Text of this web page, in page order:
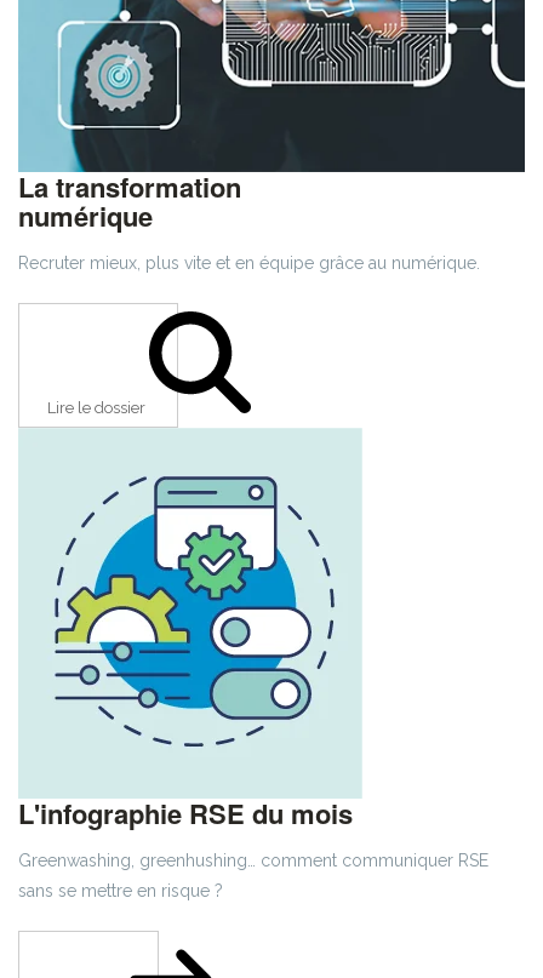
La transformation
numérique
Recruter mieux, plus vite et en équipe grâce au numérique.
Lire le dossier
L'infographie RSE du mois
Greenwashing, greenhushing… comment communiquer RSE
sans se mettre en risque ?